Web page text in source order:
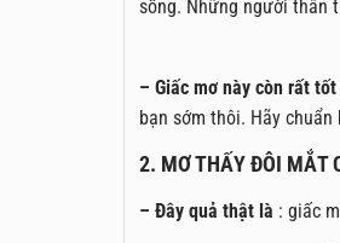
sống. Những người thân
– Giấc mơ này còn rất
bạn sớm thôi. Hãy
2. MƠ THẤY ĐÔI MẮT
– Đây quả thật là : giấc